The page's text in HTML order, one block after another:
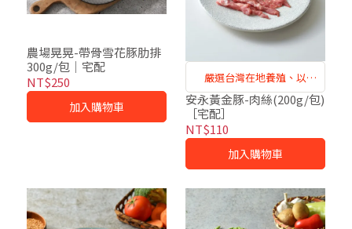
農場晃晃-帶骨雪花豚肋排
300g/包｜宅配
NT$250
加入購物車
嚴選台灣在地養殖、以
Omega-3亞麻籽飼養的健康
豬隻，美味又安心
安永黃金豚-肉絲(200g/包)
［宅配］
NT$110
加入購物車